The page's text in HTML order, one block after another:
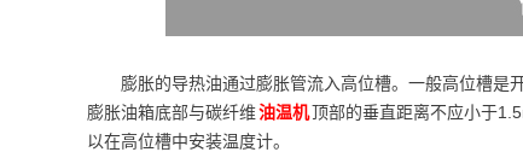
膨胀的导热油通过膨胀管流入高位槽。一般高位槽是
膨胀油箱底部与碳纤维油温机顶部的垂直距离不应小于
以在高位槽中安装温度计。